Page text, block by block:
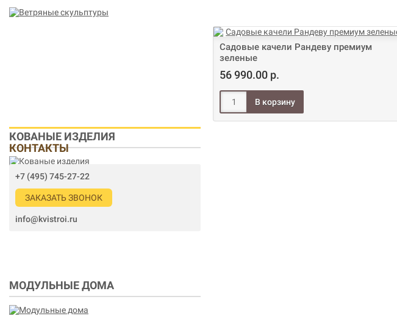
КОВАНЫЕ ИЗДЕЛИЯ
МОДУЛЬНЫЕ ДОМА
КОНТАКТЫ
+7 (495) 745-27-22
ЗАКАЗАТЬ ЗВОНОК
info@kvistroi.ru
Садовые качели Рандеву премиум
зеленые
56 990.00 р.